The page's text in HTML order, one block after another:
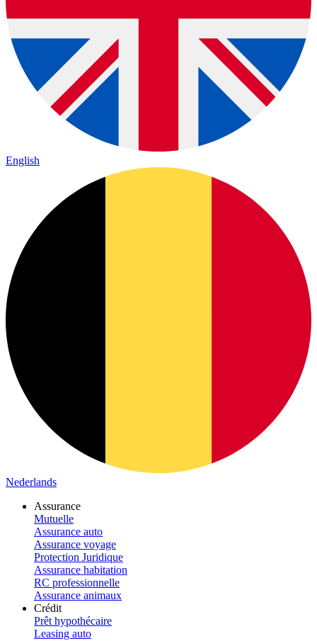
English
Nederlands
Assurance
Mutuelle
Assurance auto
Assurance voyage
Protection Juridique
Assurance habitation
RC professionnelle
Assurance animaux
Crédit
Prêt hypothécaire
Leasing auto